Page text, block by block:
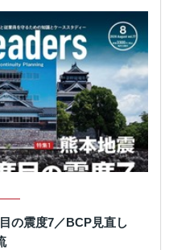
の震度7／BCP見直し